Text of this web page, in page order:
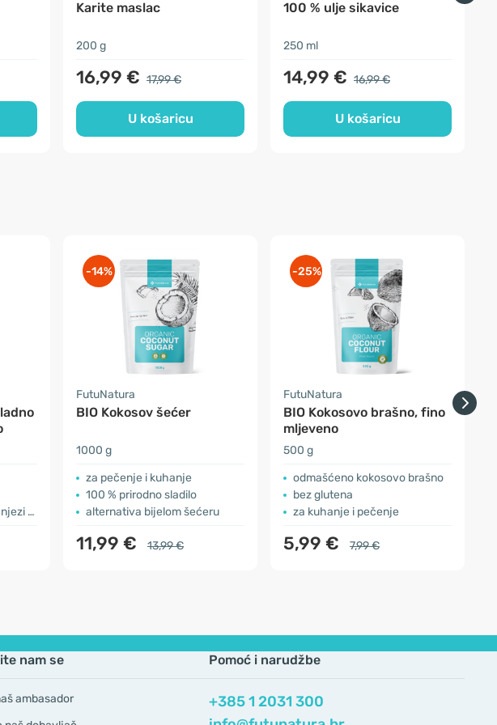
Karite maslac
200 g
16,99 € 17,99 €
U košaricu
100 % ulje sikavice
250 ml
14,99 € 16,99 €
U košaricu
kože
-14%
FutuNatura
BIO Kokosov šećer
1000 g
za pečenje i kuhanje
100 % prirodno sladilo
alternativa bijelom šećeru
11,99 € 13,99 €
-25%
FutuNatura
BIO Kokosovo brašno, fino
mljeveno
500 g
odmašćeno kokosovo brašno
bez glutena
za kuhanje i pečenje
5,99 € 7,99 €
nam se
ambasador
Pomoć i narudžbe
+385 1 2031 300